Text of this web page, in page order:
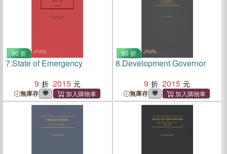
90 折
7.State of Emergency
9
2015
無庫存
90 折
8.Development Governor
9
2015
無庫存